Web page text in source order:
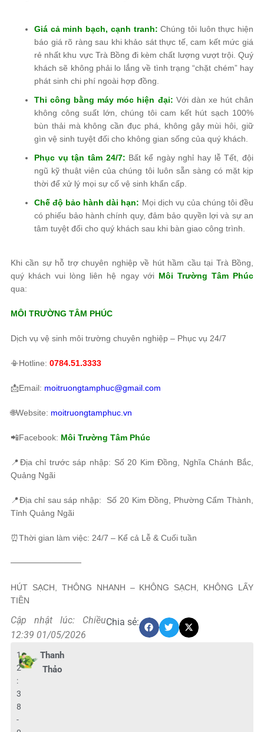
Giá cả minh bạch, cạnh tranh: Chúng tôi luôn thực hiện
báo giá rõ ràng sau khi khảo sát thực tế, cam kết mức giá
rẻ nhất khu vực Trà Bồng đi kèm chất lượng vượt trội. Quý
khách sẽ không phải lo lắng về tình trạng “chặt chém” hay
phát sinh chi phí ngoài hợp đồng.
Thi công bằng máy móc hiện đại: Với dàn xe hút chân
không công suất lớn, chúng tôi cam kết hút sạch 100%
bùn thải mà không cần đục phá, không gây mùi hôi, giữ
gìn vệ sinh tuyệt đối cho không gian sống của quý khách.
Phục vụ tận tâm 24/7: Bất kể ngày nghỉ hay lễ Tết, đội
ngũ kỹ thuật viên của chúng tôi luôn sẵn sàng có mặt kịp
thời để xử lý mọi sự cố vệ sinh khẩn cấp.
Chế độ bảo hành dài hạn: Mọi dịch vụ của chúng tôi đều
có phiếu bảo hành chính quy, đảm bảo quyền lợi và sự an
tâm tuyệt đối cho quý khách sau khi bàn giao công trình.
Khi cần sự hỗ trợ chuyên nghiệp về hút hầm cầu tại Trà Bồng,
quý khách vui lòng liên hệ ngay với Môi Trường Tâm Phúc
qua:
MÔI TRƯỜNG TÂM PHÚC
Dịch vụ vệ sinh môi trường chuyên nghiệp – Phục vụ 24/7
📳Hotline: 0784.51.3333
📩Email: moitruongtamphuc@gmail.com
🌐Website: moitruongtamphuc.vn
📲Facebook: Môi Trường Tâm Phúc
📍Địa chỉ trước sáp nhập: Số 20 Kim Đồng, Nghĩa Chánh Bắc,
Quảng Ngãi
📍Địa chỉ sau sáp nhập: Số 20 Kim Đồng, Phường Cẩm Thành,
Tỉnh Quảng Ngãi
⏰Thời gian làm việc: 24/7 – Kể cả Lễ & Cuối tuần
────────────
HÚT SẠCH, THÔNG NHANH – KHÔNG SẠCH, KHÔNG LẤY
TIỀN
Cập nhật lúc: Chiều
12:39 01/05/2026
Chia sẻ:
Thanh
Thảo
1
2
:
3
8
-